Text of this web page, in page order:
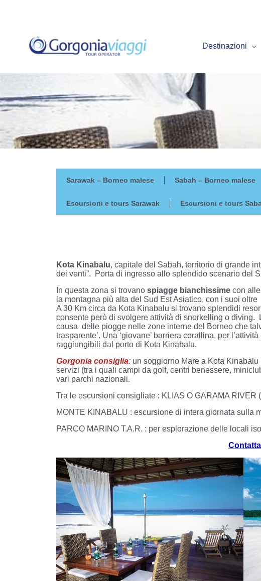
Destinazioni
Sarawak – Borneo malese Sabah – Borneo malese
Escursioni e tours Sarawak Escursioni e tours
Kota Kinabalu, capitale del Sabah, territorio di grande
dei venti”. Porta di ingresso allo splendido scenario del
In questa zona si trovano spiagge bianchissime con
la montagna più alta del Sud Est Asiatico, con i suoi
A 30 Km circa da Kota Kinabalu si trovano splendidi
consente però di svolgere attività di snorkelling o diving.
causa delle piogge nelle zone interne del Borneo che
trasparente’. Una ‘giovane’ barriera corallina, per
raggiungibili dal porto di Kota Kinabalu.
Gorgonia consiglia: un soggiorno Mare a Kota
servizi (tra i quali campi da golf, centri benessere,
vari parchi nazionali.
Tra le escursioni consigliate : KLIAS O GARAMA
MONTE KINABALU : escursione di intera giornata sulla
PARCO MARINO T.A.R. : per esplorazione delle locali